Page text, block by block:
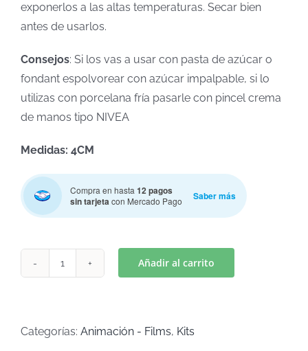
exponerlos a las altas temperaturas. Secar bien
antes de usarlos.
Consejos: Si los vas a usar con pasta de azúcar o
fondant espolvorear con azúcar impalpable, si lo
utilizas con porcelana fría pasarle con pincel crema
de manos tipo NIVEA
Medidas: 4CM
Compra en hasta 12 pagos
sin tarjetacon Mercado Pago Saber más
335)
Añadir al carrito
Categorías: Animación - Films, Kits